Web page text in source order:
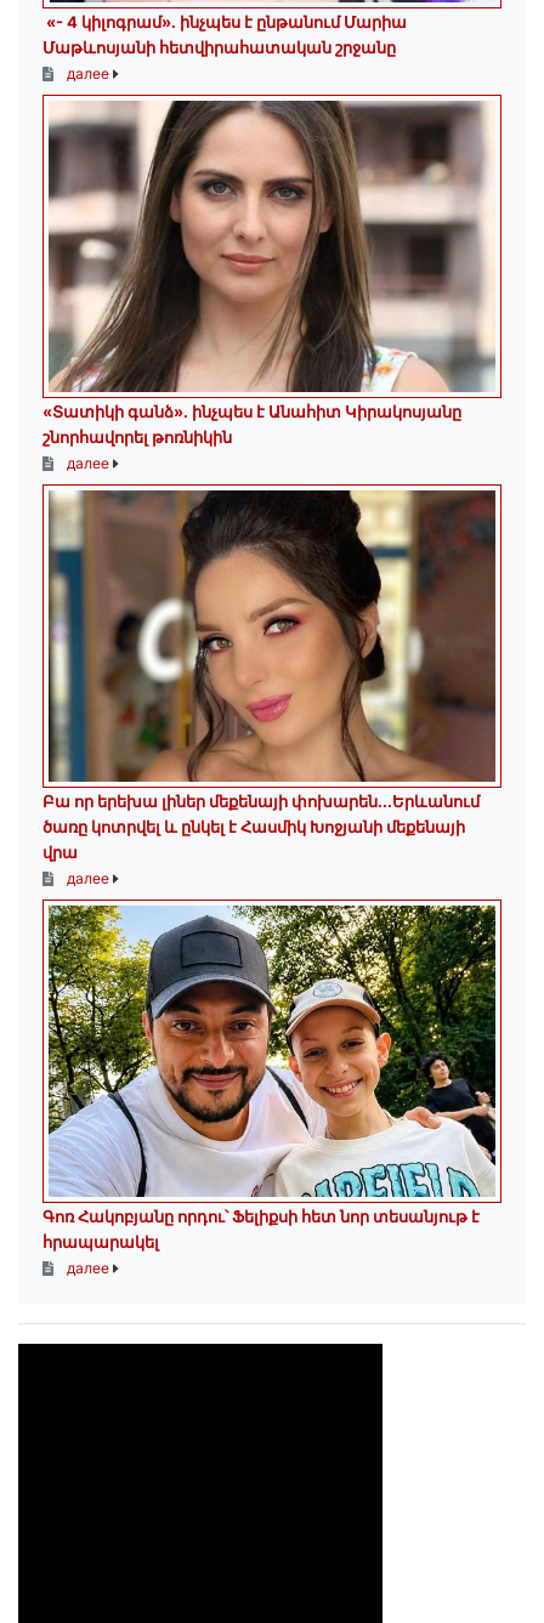
«- 4 կիլոգրամ». ինչպես է ընթանում Մարիա
Մաթևոսյանի հետվիրահատական շրջանը
далее
«Տատիկի գանձ». ինչպես է Անահիտ Կիրակոսյանը
շնորհավորել թոռնիկին
далее
Բա որ երեխա լիներ մեքենայի փոխարեն...Երևանում
ծառը կոտրվել և ընկել է Հասմիկ Խոջյանի մեքենայի
վրա
далее
Գոռ Հակոբյանը որդու՝ Ֆելիքսի հետ նոր տեսանյութ է
հրապարակել
далее